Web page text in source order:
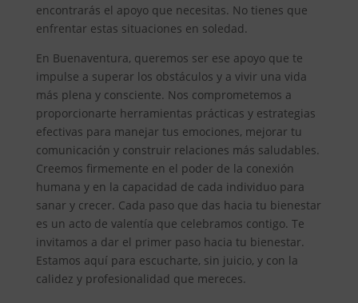
encontrarás el apoyo que necesitas. No tienes que
enfrentar estas situaciones en soledad.
En Buenaventura, queremos ser ese apoyo que te
impulse a superar los obstáculos y a vivir una vida
más plena y consciente. Nos comprometemos a
proporcionarte herramientas prácticas y estrategias
efectivas para manejar tus emociones, mejorar tu
comunicación y construir relaciones más saludables.
Creemos firmemente en el poder de la conexión
humana y en la capacidad de cada individuo para
sanar y crecer. Cada paso que das hacia tu bienestar
es un acto de valentía que celebramos contigo. Te
invitamos a dar el primer paso hacia tu bienestar.
Estamos aquí para escucharte, sin juicio, y con la
calidez y profesionalidad que mereces.